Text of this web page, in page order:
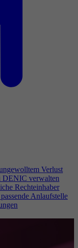
Verlust
DENIC verwalten
Rechteinhaber
Anlaufstelle